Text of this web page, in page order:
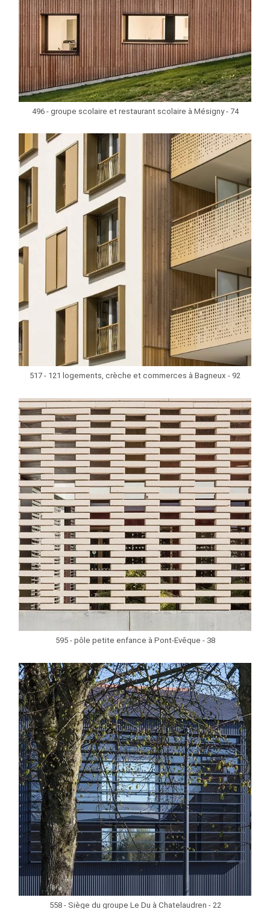
496 - groupe scolaire et restaurant scolaire à Mésigny - 74
517 - 121 logements, crèche et commerces à Bagneux - 92
595 - pôle petite enfance à Pont-Evêque - 38
558 - Siège du groupe Le Du à Chatelaudren - 22